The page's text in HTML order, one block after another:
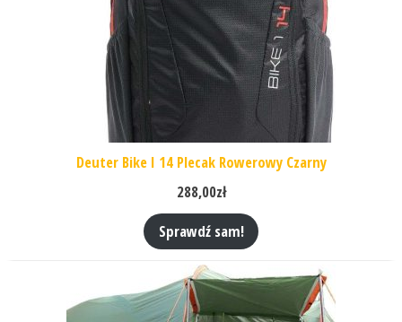
Deuter Bike I 14 Plecak Rowerowy Czarny
288,00zł
Sprawdź sam!